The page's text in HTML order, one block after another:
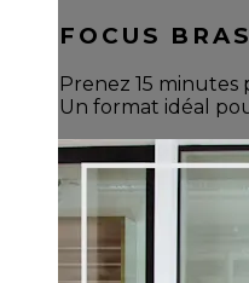
FOCUS
Prenez 15
Un format idéal